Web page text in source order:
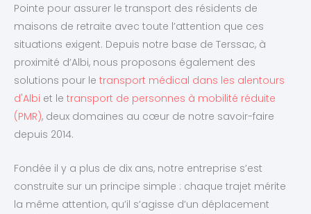
Pointe pour assurer le transport des résidents de
maisons de retraite avec toute l’attention que ces
situations exigent. Depuis notre base de Terssac, à
proximité d’Albi, nous proposons également des
solutions pour le transport médical dans les alentours
d'Albi et le transport de personnes à mobilité réduite
(PMR), deux domaines au cœur de notre savoir-faire
depuis 2014.
Fondée il y a plus de dix ans, notre entreprise s’est
construite sur un principe simple : chaque trajet mérite
la même attention, qu’il s’agisse d’un déplacement